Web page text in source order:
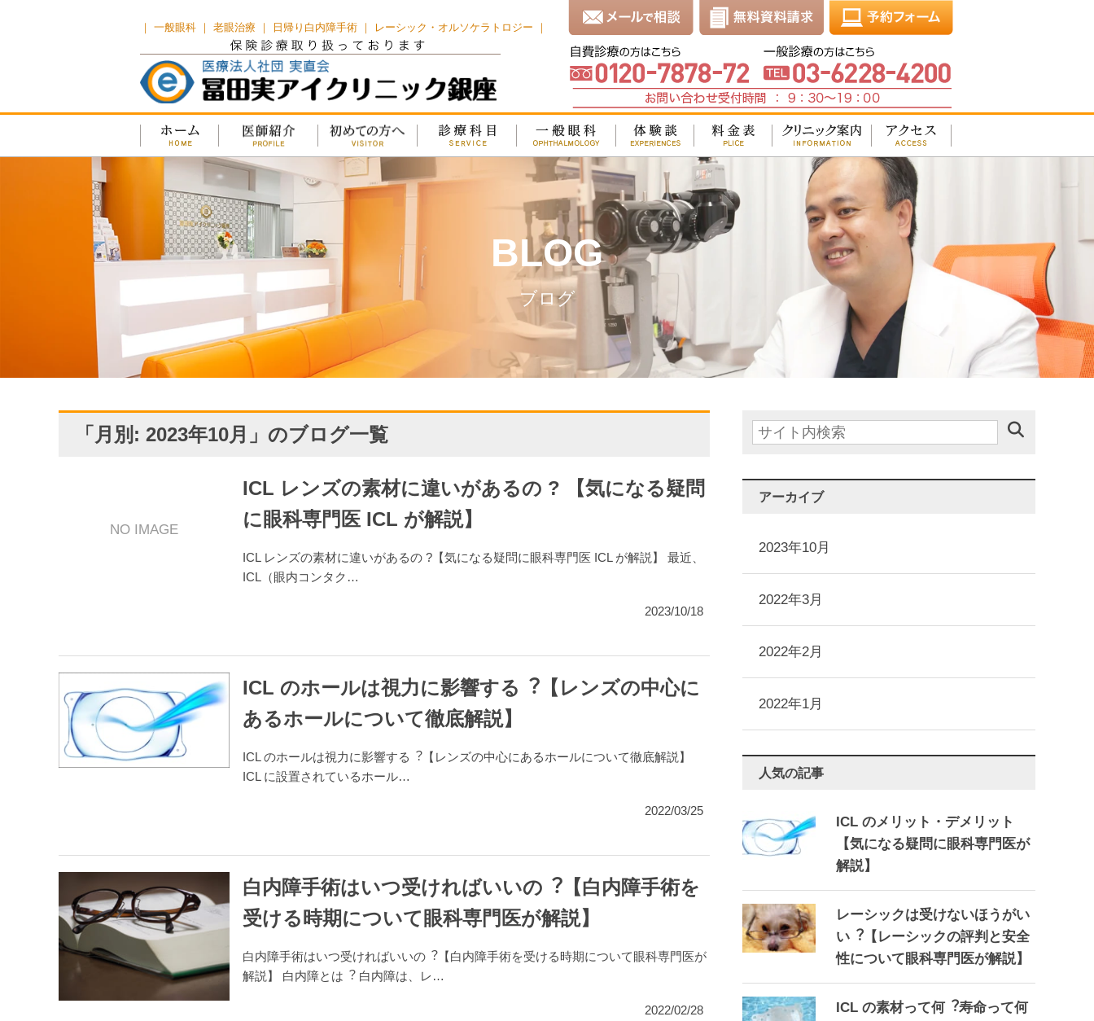
｜ 一般眼科 ｜ 老眼治療 ｜ 日帰り白内障手術 ｜ レーシック・オルソケラトロジー ｜
BLOG
ブログ
「月別: 2023年10月」のブログ一覧
NO IMAGE
ICL レンズの素材に違いがあるの ? 【気になる疑問
に眼科専門医 ICL が解説】
ICL レンズの素材に違いがあるの ?【気になる疑問に眼科専門医 ICL が解説】 最近、
ICL（眼内コンタク…
2023/10/18
ICL のホールは視力に影響する︖【レンズの中心に
あるホールについて徹底解説】
ICL のホールは視力に影響する︖【レンズの中心にあるホールについて徹底解説】
ICL に設置されているホール…
2022/03/25
白内障手術はいつ受ければいいの︖【白内障手術を
受ける時期について眼科専門医が解説】
白内障手術はいつ受ければいいの︖【白内障手術を受ける時期について眼科専門医が
解説】 白内障とは︖ 白内障は、レ…
2022/02/28
アーカイブ
2023年10月
2022年3月
2022年2月
2022年1月
人気の記事
ICL のメリット・デメリット
【気になる疑問に眼科専門医が
解説】
レーシックは受けないほうがい
い︖【レーシックの評判と安全
性について眼科専門医が解説】
ICL の素材って何︖寿命って何